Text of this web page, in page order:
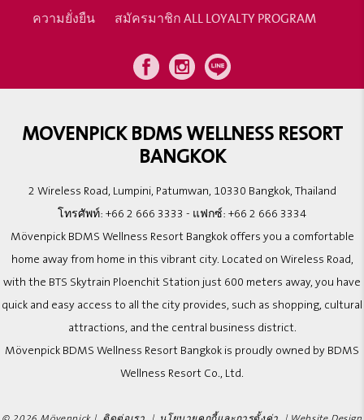
ความยั่งยืน สมัครมาชิก ALL LOYALTY PROGRAM
MOVENPICK BDMS WELLNESS RESORT
BANGKOK
2 Wireless Road, Lumpini, Patumwan, 10330 Bangkok, Thailand
โทรศัพท์: +66 2 666 3333 - แฟกซ์: +66 2 666 3334
Mövenpick BDMS Wellness Resort Bangkok offers you a comfortable
home away from home in this vibrant city. Located on Wireless Road,
with the BTS Skytrain Ploenchit Station just 600 meters away, you have
quick and easy access to all the city provides, such as shopping, cultural
attractions, and the central business district.
Mövenpick BDMS Wellness Resort Bangkok is proudly owned by BDMS
Wellness Resort Co., Ltd.